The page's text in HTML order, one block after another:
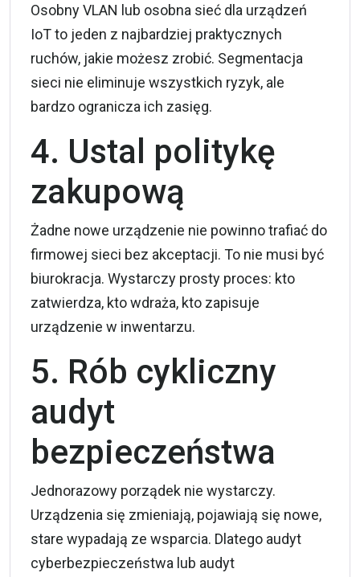
Osobny VLAN lub osobna sieć dla urządzeń
IoT to jeden z najbardziej praktycznych
ruchów, jakie możesz zrobić. Segmentacja
sieci nie eliminuje wszystkich ryzyk, ale
bardzo ogranicza ich zasięg.
4. Ustal politykę
zakupową
Żadne nowe urządzenie nie powinno trafiać do
firmowej sieci bez akceptacji. To nie musi być
biurokracja. Wystarczy prosty proces: kto
zatwierdza, kto wdraża, kto zapisuje
urządzenie w inwentarzu.
5. Rób cykliczny
audyt
bezpieczeństwa
Jednorazowy porządek nie wystarczy.
Urządzenia się zmieniają, pojawiają się nowe,
stare wypadają ze wsparcia. Dlatego audyt
cyberbezpieczeństwa lub audyt